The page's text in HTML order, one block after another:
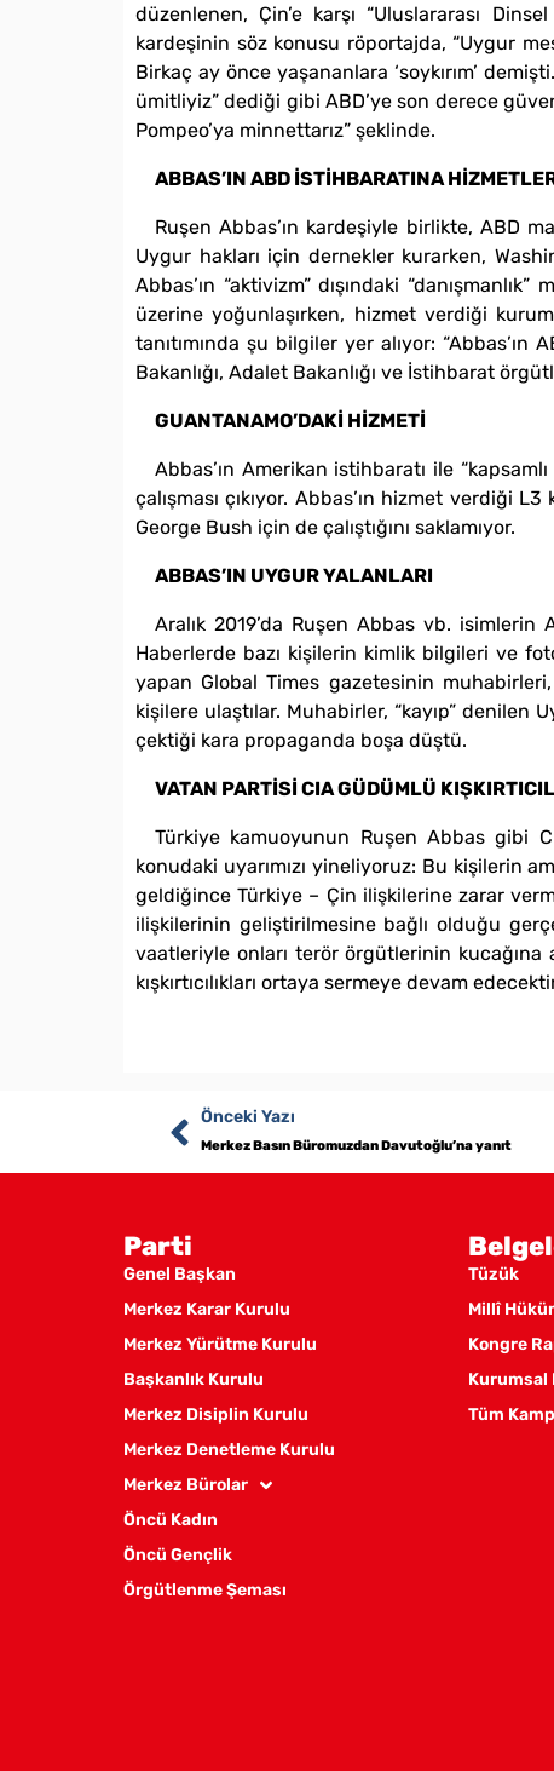
düzenlenen, Çin’e karşı “Uluslararası
kardeşinin söz konusu röportajda, “Uygur
Birkaç ay önce yaşananlara ‘soykırım’
ümitliyiz” dediği gibi ABD’ye son derece
Pompeo’ya minnettarız” şeklinde.
ABBAS’IN ABD İSTİHBARATINA
Ruşen Abbas’ın kardeşiyle birlikte, ABD
Uygur hakları için dernekler kurarken,
Abbas’ın “aktivizm” dışındaki
üzerine yoğunlaşırken, hizmet verdiği
tanıtımında şu bilgiler yer alıyor: “Abbas’ın
Bakanlığı, Adalet Bakanlığı ve İstihbarat
GUANTANAMO’DAKİ HİZMETİ
Abbas’ın Amerikan istihbaratı ile
çalışması çıkıyor. Abbas’ın hizmet verdiği
George Bush için de çalıştığını saklamıyor.
ABBAS’IN UYGUR YALANLARI
Aralık 2019’da Ruşen Abbas vb. isimlerin
Haberlerde bazı kişilerin kimlik bilgileri ve
yapan Global Times gazetesinin
kişilere ulaştılar. Muhabirler, “kayıp”
çektiği kara propaganda boşa düştü.
VATAN PARTİSİ CIA GÜDÜMLÜ
Türkiye kamuoyunun Ruşen Abbas gibi
konudaki uyarımızı yineliyoruz: Bu kişilerin
geldiğince Türkiye – Çin ilişkilerine zarar
ilişkilerinin geliştirilmesine bağlı olduğu
vaatleriyle onları terör örgütlerinin kucağına
kışkırtıcılıkları ortaya sermeye devam
Önceki Yazı
Merkez Basın Büromuzdan Davutoğlu’na yanıt
Parti
Genel Başkan
Merkez Karar Kurulu
Merkez Yürütme Kurulu
Başkanlık Kurulu
Merkez Disiplin Kurulu
Merkez Denetleme Kurulu
Merkez Bürolar
Öncü Kadın
Öncü Gençlik
Örgütlenme Şeması
Tüzük
Millî
Kongre
Kurumsal
Tüm